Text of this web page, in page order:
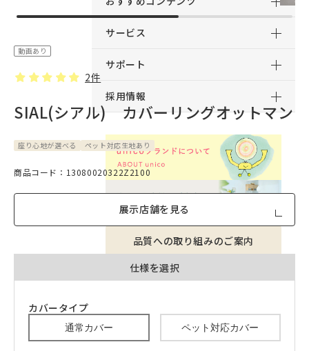
サービス
サポート
採用情報
品質への取り組みのご案内
動画あり
2件
SIAL(シアル) カバーリングオットマン
座り心地が選べる ペット対応生地あり
商品コード：13080020322Z2100
展示店舗を見る
仕様を選択
カバータイプ
通常カバー ペット対応カバー